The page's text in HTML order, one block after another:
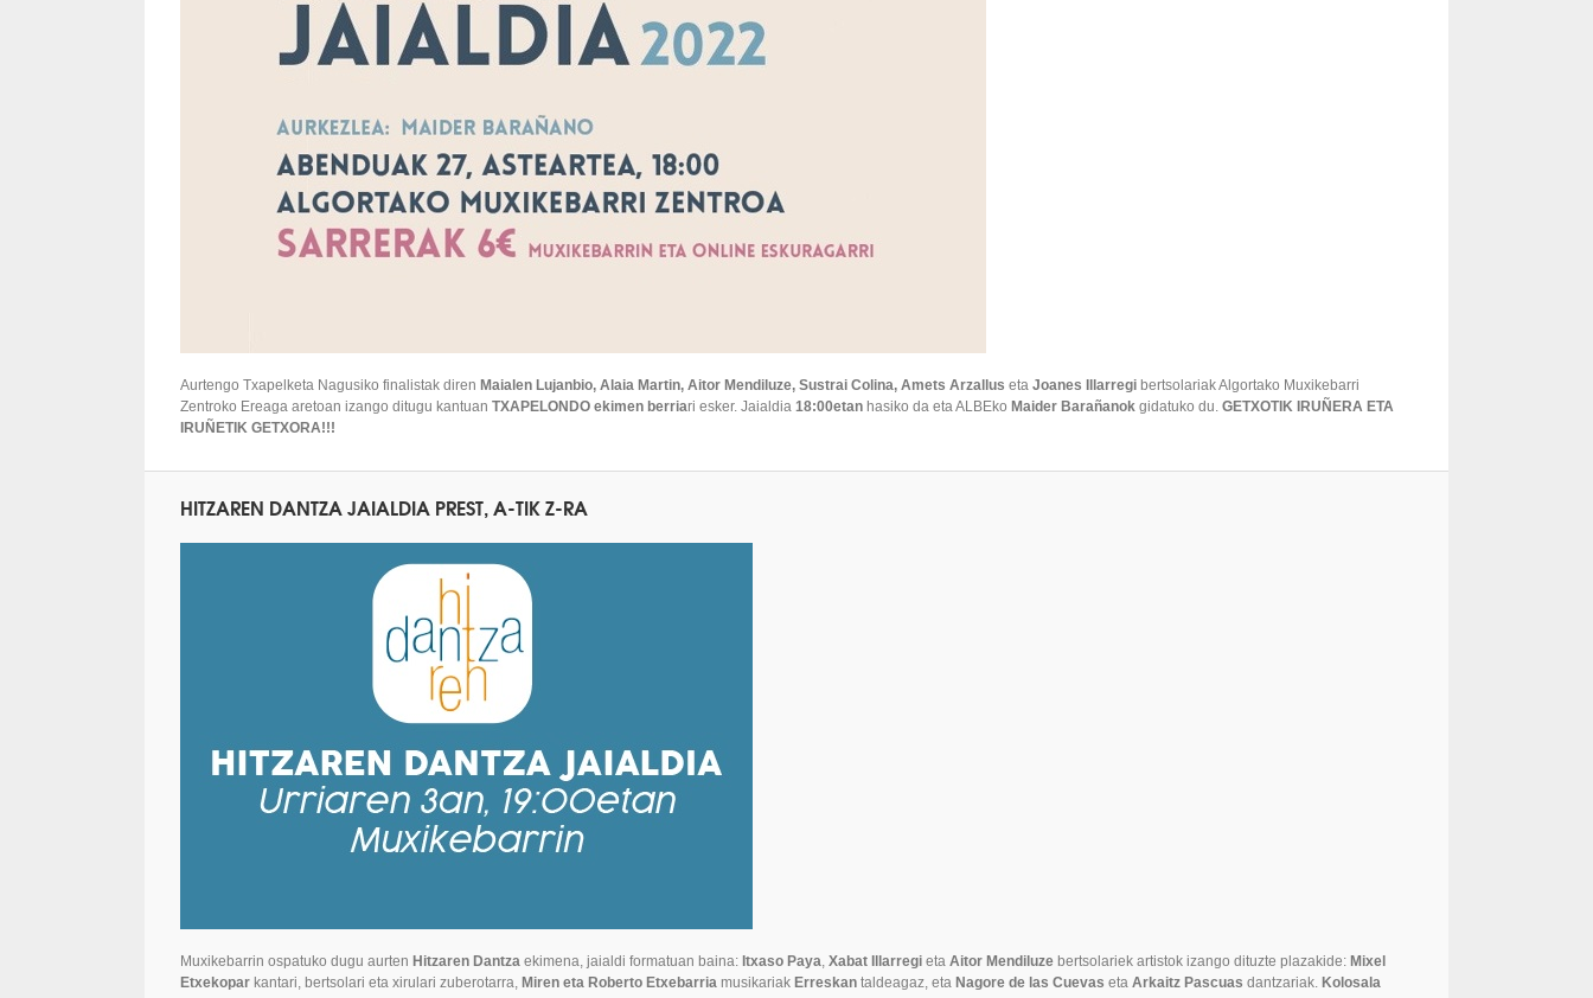
Aurtengo Txapelketa Nagusiko finalistak diren Maialen Lujanbio, Alaia Martin, Aitor Mendiluze, Sustrai Colina, Amets Arzallus eta Joanes Illarregi bertsolariak Algortako Muxikebarri
Zentroko Ereaga aretoan izango ditugu kantuan TXAPELONDO ekimen berriari esker. Jaialdia 18:00etan hasiko da eta ALBEko Maider Barañanok gidatuko du. GETXOTIK IRUÑERA ETA
IRUÑETIK GETXORA!!!
HITZAREN DANTZA JAIALDIA PREST, A-TIK Z-RA
Muxikebarrin ospatuko dugu aurten Hitzaren Dantza ekimena, jaialdi formatuan baina: Itxaso Paya, Xabat Illarregi eta Aitor Mendiluze bertsolariek artistok izango dituzte plazakide: Mixel
Etxekopar kantari, bertsolari eta xirulari zuberotarra, Miren eta Roberto Etxebarria musikariak Erreskan taldeagaz, eta Nagore de las Cuevas eta Arkaitz Pascuas dantzariak. Kolosala